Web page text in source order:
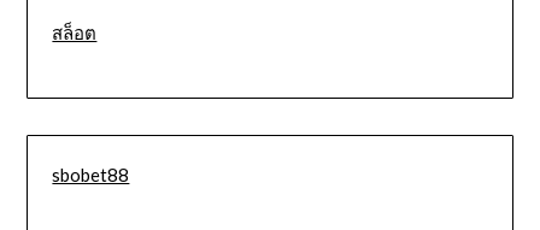
สล็อต
sbobet88